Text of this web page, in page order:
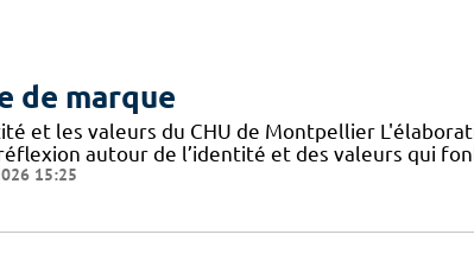
de marque
et les valeurs du CHU de Montpellier
autour de l’identité et des valeurs qui
15:25